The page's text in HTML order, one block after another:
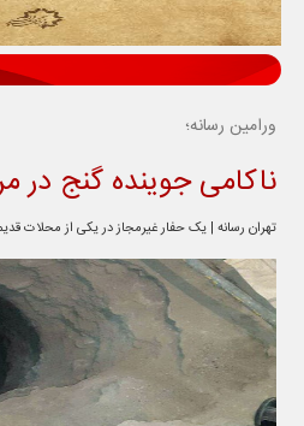
ورامین رسانه؛
ناکامی جوینده گنج در
تهران رسانه | یک حفار غیرمجاز در یکی از محلات